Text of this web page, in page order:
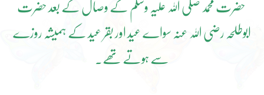
حضرت محمد صلی اللہ علیہ وسلم کے وصال کے بعد حضرت
ابوطلحہ رضی اللہ عنہ سواے عید اور بقر عید کے ہمیشہ روزے
سے ہوتے تھے۔